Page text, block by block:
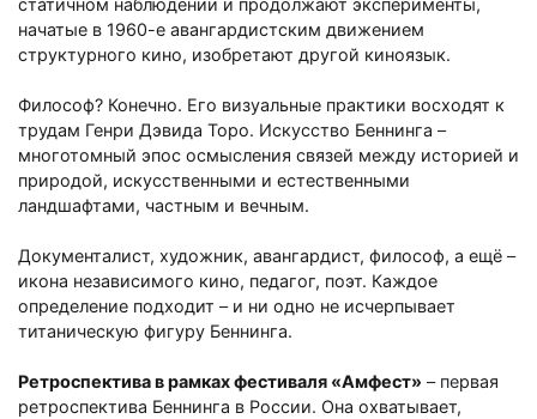
начатые в 1960-е авангардистским движением
структурного кино, изобретают другой киноязык.
Философ? Конечно. Его визуальные практики восходят к
трудам Генри Дэвида Торо. Искусство Беннинга –
многотомный эпос осмысления связей между историей и
природой, искусственными и естественными
ландшафтами, частным и вечным.
Документалист, художник, авангардист, философ, а ещё –
икона независимого кино, педагог, поэт. Каждое
определение подходит – и ни одно не исчерпывает
титаническую фигуру Беннинга.
Ретроспектива в рамках фестиваля «Амфест» – первая
ретроспектива Беннинга в России. Она охватывает,